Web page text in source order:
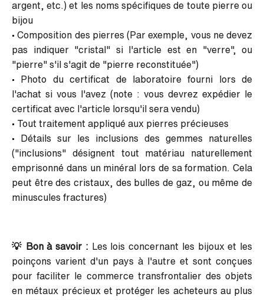
argent, etc.) et les noms spécifiques de toute pierre ou
bijou
•Composition des pierres (Par exemple, vous ne devez
pas indiquer "cristal" si l'article est en "verre", ou
"pierre" s'il s'agit de "pierre reconstituée")
•
Photo du certificat de laboratoire fourni lors de
l'achat si vous l'avez (note : vous devrez expédier le
certificat avec l'article lorsqu'il sera vendu)
• Tout traitement appliqué aux pierres précieuses
•
Détails sur les inclusions des gemmes naturelles
("inclusions" désignent tout matériau naturellement
emprisonné dans un minéral lors de sa formation. Cela
peut être des cristaux, des bulles de gaz, ou même de
minuscules fractures)
💡 Bon à savoir : Les lois concernant les bijoux et les
poinçons varient d'un pays à l'autre et sont conçues
pour faciliter le commerce transfrontalier des objets
en métaux précieux et protéger les acheteurs au plus